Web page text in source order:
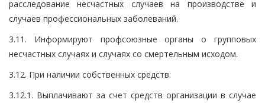
расследование несчастных случаев на производстве и
случаев профессиональных заболеваний.
3.11. Информируют профсоюзные органы о групповых
несчастных случаях и случаях со смертельным исходом.
3.12. При наличии собственных средств:
3.12.1. Выплачивают за счет средств организации в случае